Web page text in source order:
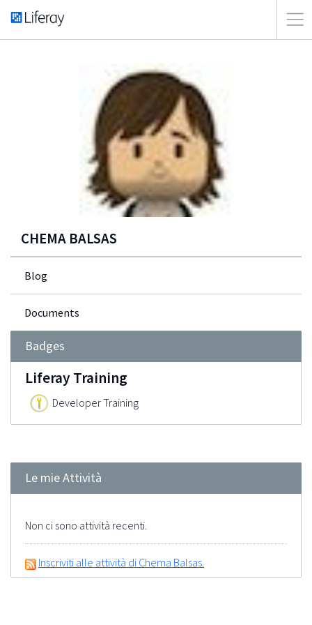
CHEMA BALSAS
Blog
Documents
Badges
Liferay Training
Developer Training
Le mie Attività
Non ci sono attività recenti.
Inscriviti alle attività di Chema Balsas.